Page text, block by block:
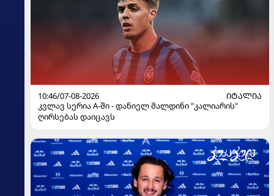
10:46/07-08-2026
ᲘᲢᲐᲚᲘᲐ
კვლავ სერია A-ში - დანიელ მალდინი "კალიარის"
ღირსებას დაიცავს